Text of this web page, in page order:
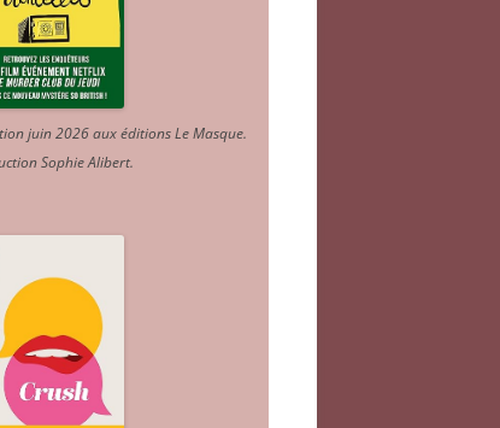
juin 2026 aux éditions Le Masque.
Sophie Alibert.